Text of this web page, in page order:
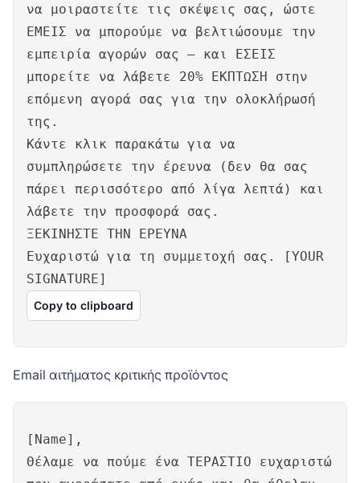
να μοιραστείτε τις σκέψεις σας, ώστε
ΕΜΕΙΣ να μπορούμε να βελτιώσουμε την
εμπειρία αγορών σας – και ΕΣΕΙΣ
μπορείτε να λάβετε 20% ΕΚΠΤΩΣΗ στην
επόμενη αγορά σας για την ολοκλήρωσή
της.
Κάντε κλικ παρακάτω για να
συμπληρώσετε την έρευνα (δεν θα σας
πάρει περισσότερο από λίγα λεπτά) και
λάβετε την προσφορά σας.
ΞΕΚΙΝΗΣΤΕ ΤΗΝ ΕΡΕΥΝΑ
Ευχαριστώ για τη συμμετοχή σας. [YOUR
SIGNATURE]
Copy to clipboard
Email αιτήματος κριτικής προϊόντος
[Name],
Θέλαμε να πούμε ένα ΤΕΡΑΣΤΙΟ ευχαριστώ